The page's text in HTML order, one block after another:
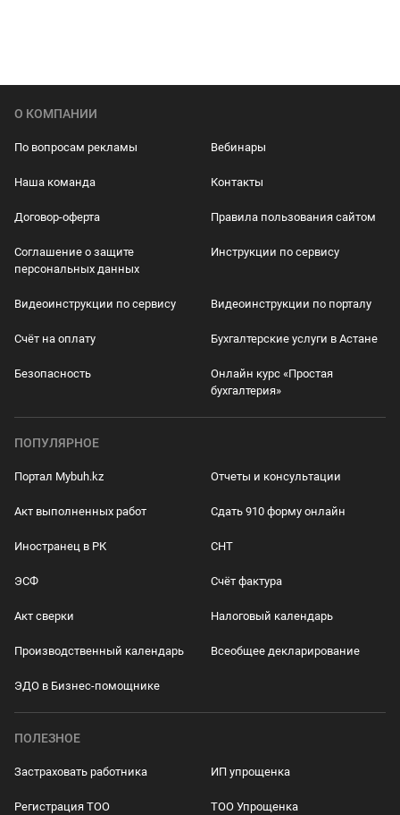
О КОМПАНИИ
По вопросам рекламы Вебинары
Наша команда Контакты
Договор-оферта Правила пользования сайтом
Соглашение о защите
персональных данных
Инструкции по сервису
Видеоинструкции по сервису Видеоинструкции по порталу
Счёт на оплату Бухгалтерские услуги в Астане
Безопасность
Онлайн курс «Простая
бухгалтерия»
ПОПУЛЯРНОЕ
Портал Mybuh.kz Отчеты и консультации
Акт выполненных работ Сдать 910 форму онлайн
Иностранец в РК СНТ
ЭСФ Счёт фактура
Акт сверки Налоговый календарь
Производственный календарь Всеобщее декларирование
ЭДО в Бизнес-помощнике
ПОЛЕЗНОЕ
Застраховать работника ИП упрощенка
Регистрация ТОО ТОО Упрощенка